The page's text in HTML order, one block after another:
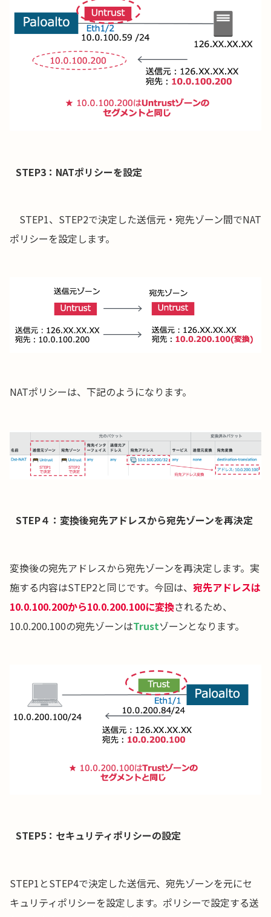
STEP3：NATポリシーを設定
STEP1、STEP2で決定した送信元・宛先ゾーン間でNAT
ポリシーを設定します。
NATポリシーは、下記のようになります。
STEP４：変換後宛先アドレスから宛先ゾーンを再決定
変換後の宛先アドレスから宛先ゾーンを再決定します。実
施する内容はSTEP2と同じです。今回は、 宛先アドレスは
10.0.100.200から10.0.200.100に変換されるため、
10.0.200.100の宛先ゾーンはTrustゾーンとなります。
STEP5：セキュリティポリシーの設定
STEP1とSTEP4で決定した送信元、宛先ゾーンを元にセ
キュリティポリシーを設定します。ポリシーで設定する送